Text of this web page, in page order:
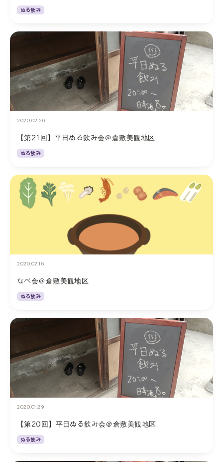
ぬる飲み
2020.02.26
【第21回】平日ぬる飲み会＠倉敷美観地区
ぬる飲み
2020.02.15
なべ会＠倉敷美観地区
ぬる飲み
2020.01.29
【第20回】平日ぬる飲み会＠倉敷美観地区
ぬる飲み